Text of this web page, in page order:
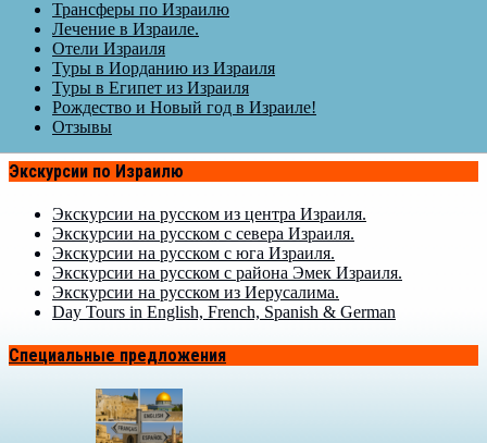
Трансферы по Израилю
Лечение в Израиле.
Отели Израиля
Туры в Иорданию из Израиля
Туры в Египет из Израиля
Рождество и Новый год в Израиле!
Отзывы
Экскурсии по Израилю
Экскурсии на русском из центра Израиля.
Экскурсии на русском с севера Израиля.
Экскурсии на русском с юга Израиля.
Экскурсии на русском с района Эмек Израиля.
Экскурсии на русском из Иерусалима.
Day Tours in English, French, Spanish & German
Специальные предложения